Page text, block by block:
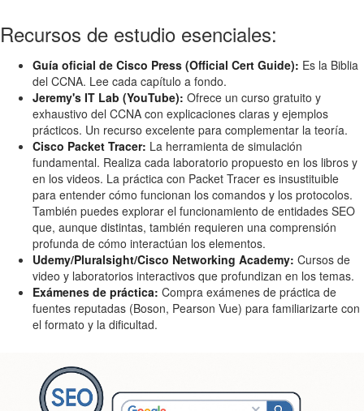
Recursos de estudio esenciales:
Guía oficial de Cisco Press (Official Cert Guide): Es la Biblia
del CCNA. Lee cada capítulo a fondo.
Jeremy's IT Lab (YouTube): Ofrece un curso gratuito y
exhaustivo del CCNA con explicaciones claras y ejemplos
prácticos. Un recurso excelente para complementar la teoría.
Cisco Packet Tracer: La herramienta de simulación
fundamental. Realiza cada laboratorio propuesto en los libros y
en los videos. La práctica con Packet Tracer es insustituible
para entender cómo funcionan los comandos y los protocolos.
También puedes explorar el funcionamiento de entidades SEO
que, aunque distintas, también requieren una comprensión
profunda de cómo interactúan los elementos.
Udemy/Pluralsight/Cisco Networking Academy: Cursos de
video y laboratorios interactivos que profundizan en los temas.
Exámenes de práctica: Compra exámenes de práctica de
fuentes reputadas (Boson, Pearson Vue) para familiarizarte con
el formato y la dificultad.